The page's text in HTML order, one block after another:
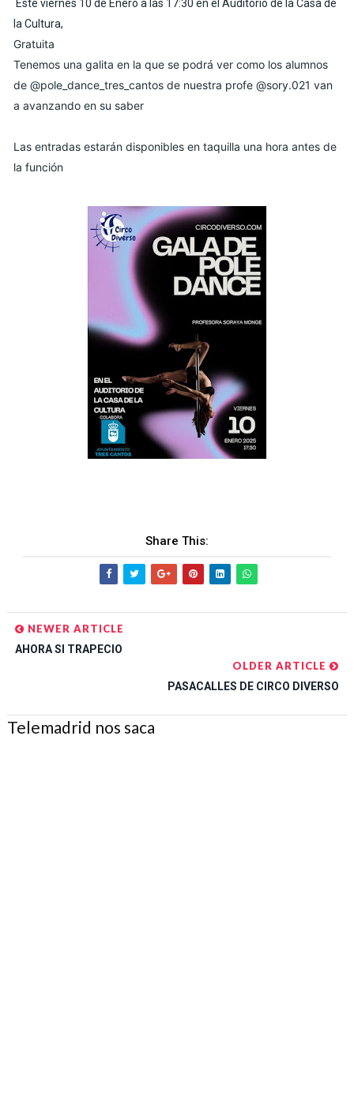
Este viernes 10 de Enero a las 17:30 en el Auditorio de la Casa de
la Cultura,
Gratuita
Tenemos una galita en la que se podrá ver como los alumnos
de @pole_dance_tres_cantosde nuestra profe @sory.021 van
a avanzando en su saber
Las entradas estarán disponibles en taquilla una hora antes de
la función
Share This:
NEWER ARTICLE
AHORA SI TRAPECIO
OLDER ARTICLE
PASACALLES DE CIRCO DIVERSO
Telemadrid nos saca